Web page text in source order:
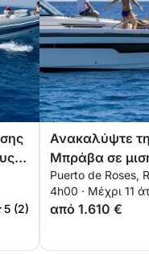
5 (2)
Ανακαλύψτε
Μπράβα σε
T11
Puerto de Roses,
4h00 · Μέχρι 11
από 1.610 €